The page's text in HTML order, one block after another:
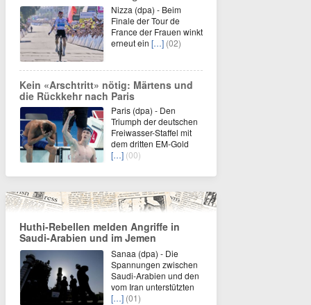
Nizza (dpa) - Beim
Finale der Tour de
France der Frauen winkt
erneut ein […] (02)
Kein «Arschtritt» nötig: Märtens und
die Rückkehr nach Paris
Paris (dpa) - Den
Triumph der deutschen
Freiwasser-Staffel mit
dem dritten EM-Gold
[…] (00)
Huthi-Rebellen melden Angriffe in
Saudi-Arabien und im Jemen
Sanaa (dpa) - Die
Spannungen zwischen
Saudi-Arabien und den
vom Iran unterstützten
[…] (01)